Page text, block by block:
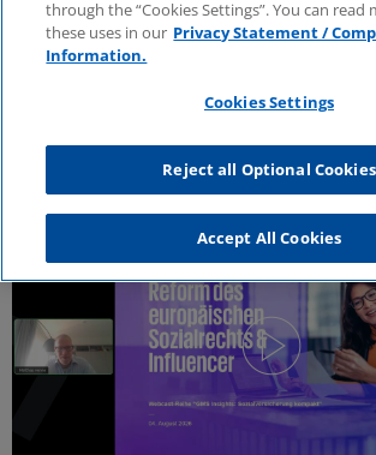
NEUESTE VIDEOS
through the “Cookies Settings”. You can read
these uses in our Privacy Statement /
Information.
Cookies Settings
Reject all Optional Cookies
Accept All Cookies